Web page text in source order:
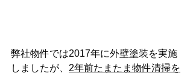
弊社物件では2017年に外壁塗装を実施
しましたが、 2年前たまたま物件清掃を